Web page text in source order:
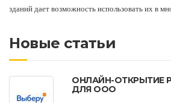
зданий дает возможность использовать их в
Новые статьи
ОНЛАЙН-ОТКРЫТИЕ
ДЛЯ ООО